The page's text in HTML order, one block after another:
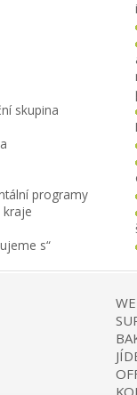
skupina
programy
kraje
s“